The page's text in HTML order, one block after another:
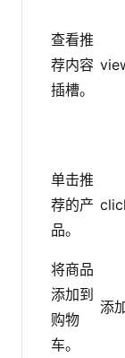
查看推
荐内容
插槽。
单击推
荐的产
品。
将商品
添加到
购物
车。
添